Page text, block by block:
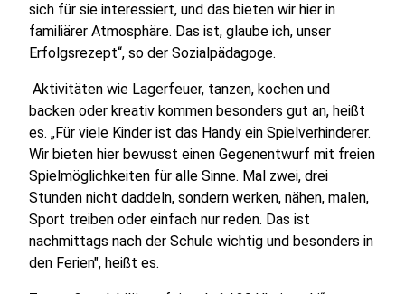
sich für sie interessiert, und das bieten wir hier in
familiärer Atmosphäre. Das ist, glaube ich, unser
Erfolgsrezept“, so der Sozialpädagoge.
Aktivitäten wie Lagerfeuer, tanzen, kochen und
backen oder kreativ kommen besonders gut an, heißt
es. „Für viele Kinder ist das Handy ein Spielverhinderer.
Wir bieten hier bewusst einen Gegenentwurf mit freien
Spielmöglichkeiten für alle Sinne. Mal zwei, drei
Stunden nicht daddeln, sondern werken, nähen, malen,
Sport treiben oder einfach nur reden. Das ist
nachmittags nach der Schule wichtig und besonders in
den Ferien", heißt es.